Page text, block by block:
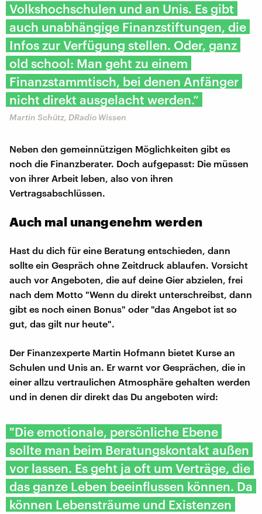
Volkshochschulen und an Unis. Es gibt
auch unabhängige Finanzstiftungen, die
Infos zur Verfügung stellen. Oder, ganz
old school: Man geht zu einem
Finanzstammtisch, bei denen Anfänger
nicht direkt ausgelacht werden.“
Martin Schütz, DRadio Wissen
Neben den gemeinnützigen Möglichkeiten gibt es
noch die Finanzberater. Doch aufgepasst: Die müssen
von ihrer Arbeit leben, also von ihren
Vertragsabschlüssen.
Auch mal unangenehm werden
Hast du dich für eine Beratung entschieden, dann
sollte ein Gespräch ohne Zeitdruck ablaufen. Vorsicht
auch vor Angeboten, die auf deine Gier abzielen, frei
nach dem Motto "Wenn du direkt unterschreibst, dann
gibt es noch einen Bonus" oder "das Angebot ist so
gut, das gilt nur heute".
Der Finanzexperte Martin Hofmann bietet Kurse an
Schulen und Unis an. Er warnt vor Gesprächen, die in
einer allzu vertraulichen Atmosphäre gehalten werden
und in denen dir direkt das Du angeboten wird:
"Die emotionale, persönliche Ebene
sollte man beim Beratungskontakt außen
vor lassen. Es geht ja oft um Verträge, die
das ganze Leben beeinflussen können. Da
können Lebensträume und Existenzen